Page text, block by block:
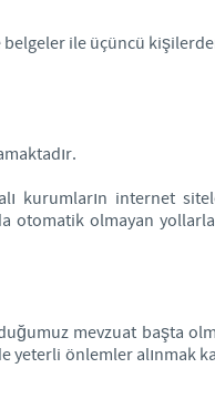
ile üçüncü
kurumların internet
otomatik olmayan
mevzuat başta
yeterli önlemler alınmak